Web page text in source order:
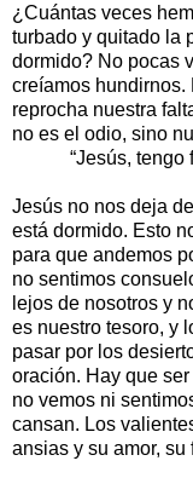
¿Cuántas veces
turbado y quitado la
dormido? No pocas
creíamos hundirnos.
reprocha nuestra
no es el odio, sino
“Jesús, tengo fe
Jesús no nos deja
está dormido. Esto
para que andemos
no sentimos
lejos de nosotros y
es nuestro tesoro, y
pasar por los
oración. Hay que
no vemos ni
cansan. Los
ansias y su amor, su